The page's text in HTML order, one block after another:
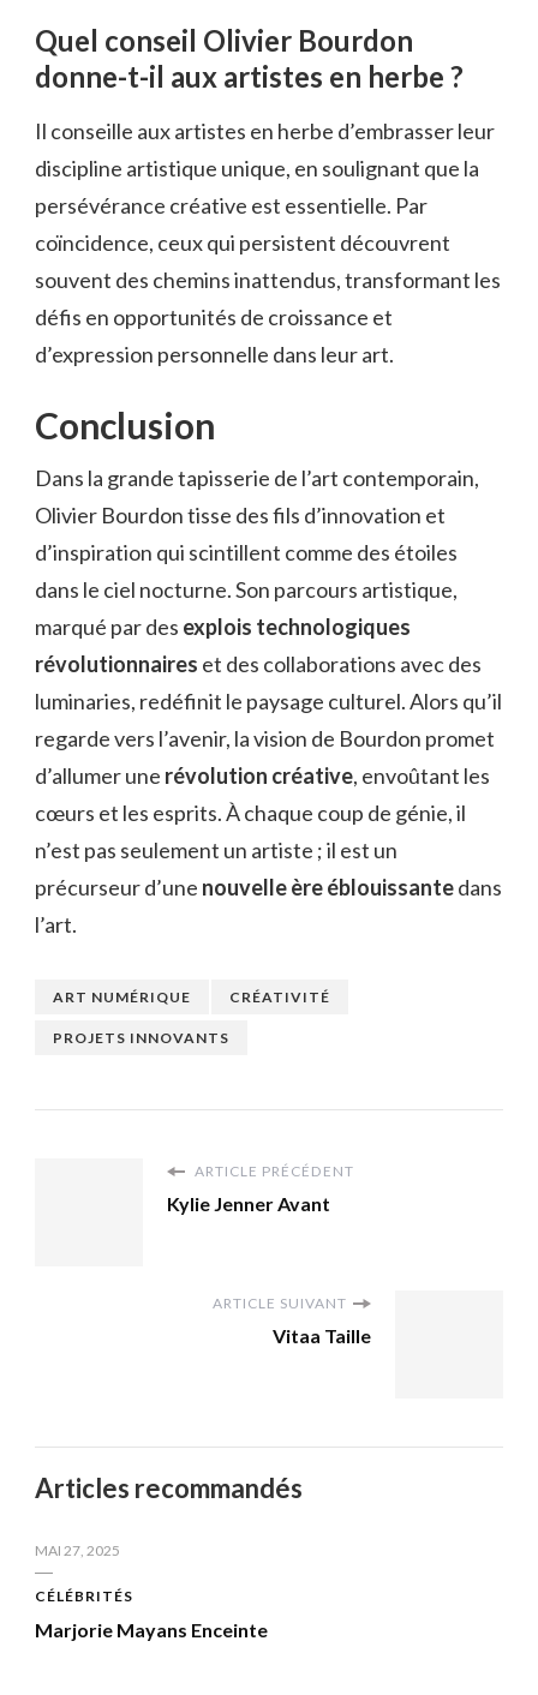
Quel conseil Olivier Bourdon
donne-t-il aux artistes en herbe ?
Il conseille aux artistes en herbe d’embrasser leur
discipline artistique unique, en soulignant que la
persévérance créative est essentielle. Par
coïncidence, ceux qui persistent découvrent
souvent des chemins inattendus, transformant les
défis en opportunités de croissance et
d’expression personnelle dans leur art.
Conclusion
Dans la grande tapisserie de l’art contemporain,
Olivier Bourdon tisse des fils d’innovation et
d’inspiration qui scintillent comme des étoiles
dans le ciel nocturne. Son parcours artistique,
marqué par des explois technologiques
révolutionnaires et des collaborations avec des
luminaries, redéfinit le paysage culturel. Alors qu’il
regarde vers l’avenir, la vision de Bourdon promet
d’allumer une révolution créative, envoûtant les
cœurs et les esprits. À chaque coup de génie, il
n’est pas seulement un artiste ; il est un
précurseur d’une nouvelle ère éblouissantedans
l’art.
ART NUMÉRIQUE CRÉATIVITÉ
PROJETS INNOVANTS
ARTICLE PRÉCÉDENT
Kylie Jenner Avant
ARTICLE SUIVANT
Vitaa Taille
Articles recommandés
MAI 27, 2025
CÉLÉBRITÉS
Marjorie Mayans Enceinte